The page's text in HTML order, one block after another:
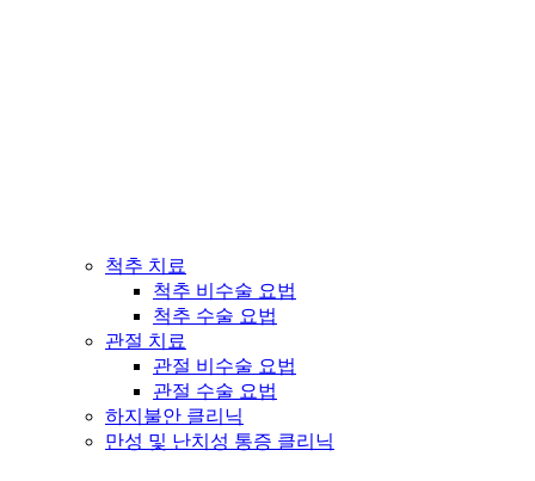
척추 치료
척추 비수술 요법
척추 수술 요법
관절 치료
관절 비수술 요법
관절 수술 요법
하지불안 클리닉
만성 및 난치성 통증 클리닉